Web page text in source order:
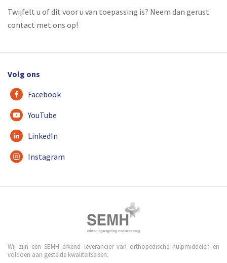
Twijfelt u of dit voor u van toepassing is? Neem dan gerust
contact met ons op!
Volg ons
Facebook
YouTube
LinkedIn
Instagram
Wij zijn een SEMH erkend leverancier van orthopedische hulpmiddelen en
voldoen aan gestelde kwaliteitseisen.